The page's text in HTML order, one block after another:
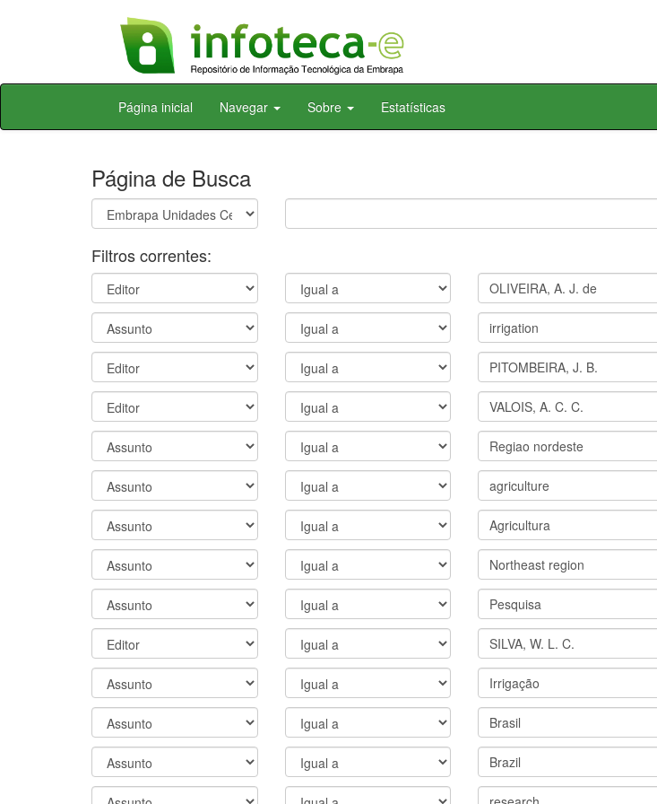
Skip
Página inicial Navegar Sobre Estatísticas
Página de Busca
Filtros correntes: